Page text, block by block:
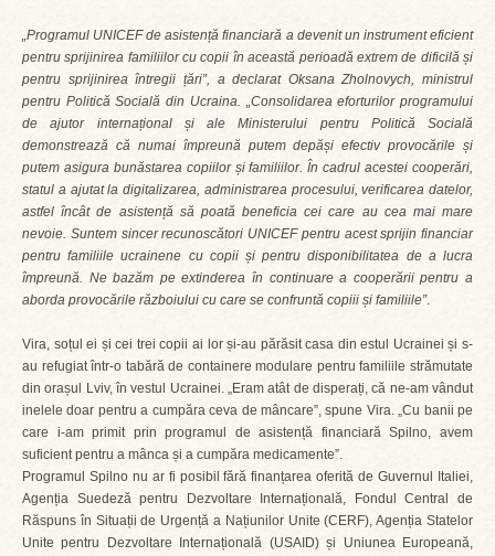
„Programul UNICEF de asistență financiară a devenit un instrument eficient
pentru sprijinirea familiilor cu copii în această perioadă extrem de dificilă și
pentru sprijinirea întregii țări”, a declarat Oksana Zholnovych, ministrul
pentru Politică Socială din Ucraina. „Consolidarea eforturilor programului
de ajutor internațional și ale Ministerului pentru Politică Socială
demonstrează că numai împreună putem depăși efectiv provocările și
putem asigura bunăstarea copiilor și familiilor. În cadrul acestei cooperări,
statul a ajutat la digitalizarea, administrarea procesului, verificarea datelor,
astfel încât de asistență să poată beneficia cei care au cea mai mare
nevoie. Suntem sincer recunoscători UNICEF pentru acest sprijin financiar
pentru familiile ucrainene cu copii și pentru disponibilitatea de a lucra
împreună. Ne bazăm pe extinderea în continuare a cooperării pentru a
aborda provocările războiului cu care se confruntă copiii și familiile”.
Vira, soțul ei și cei trei copii ai lor și-au părăsit casa din estul Ucrainei și s-
au refugiat într-o tabără de containere modulare pentru familiile strămutate
din orașul Lviv, în vestul Ucrainei. „Eram atât de disperați, că ne-am vândut
inelele doar pentru a cumpăra ceva de mâncare”, spune Vira. „Cu banii pe
care i-am primit prin programul de asistență financiară Spilno, avem
suficient pentru a mânca și a cumpăra medicamente”.
Programul Spilno nu ar fi posibil fără finanțarea oferită de Guvernul Italiei,
Agenția Suedeză pentru Dezvoltare Internațională, Fondul Central de
Răspuns în Situații de Urgență a Națiunilor Unite (CERF), Agenția Statelor
Unite pentru Dezvoltare Internațională (USAID) și Uniunea Europeană,